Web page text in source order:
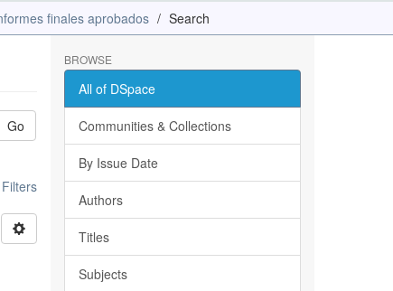
finales aprobados Search
Go
BROWSE
All of DSpace
Communities & Collections
By Issue Date
Authors
Titles
Subjects